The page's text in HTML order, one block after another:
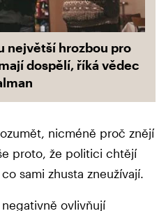
největší hrozbou pro
dospělí, říká vědec
nicméně proč znějí
proto, že politici chtějí
sami zhusta zneužívají.
ovlivňují